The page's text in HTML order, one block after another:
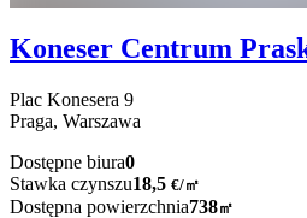
Koneser Centrum
Plac Konesera 9
Praga, Warszawa
Dostępne biura0
Stawka czynszu18,5 €/㎡
Dostępna powierzchnia738㎡